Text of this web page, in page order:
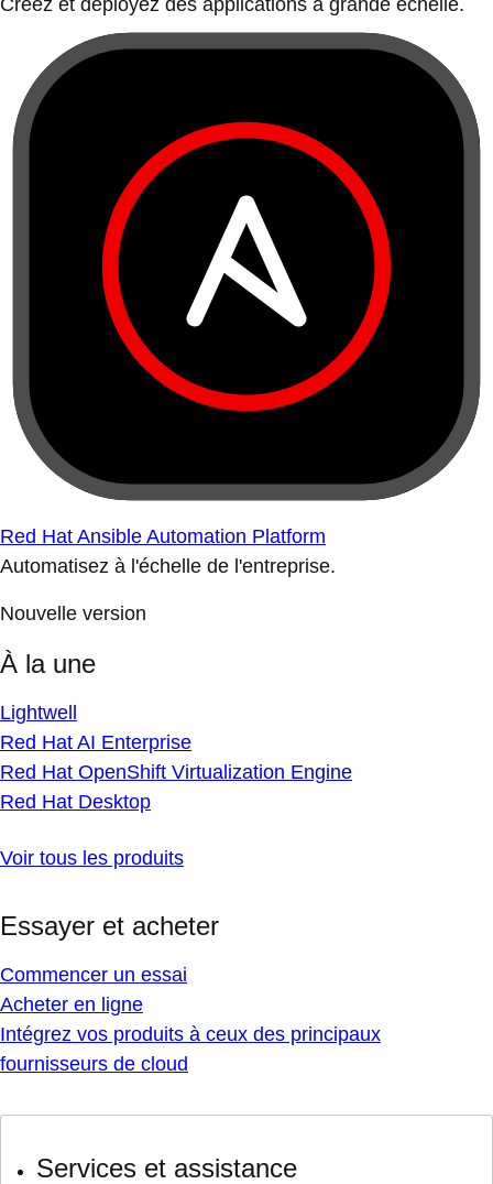
Créez et déployez des applications à grande échelle.
Red Hat Ansible Automation Platform
Automatisez à l'échelle de l'entreprise.
Nouvelle version
À la une
Lightwell
Red Hat AI Enterprise
Red Hat OpenShift Virtualization Engine
Red Hat Desktop
Voir tous les produits
Essayer et acheter
Commencer un essai
Acheter en ligne
Intégrez vos produits à ceux des principaux
fournisseurs de cloud
Services et assistance